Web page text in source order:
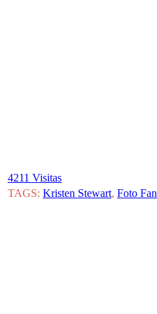
4211 Visitas
TAGS: Kristen Stewart, Foto Fan